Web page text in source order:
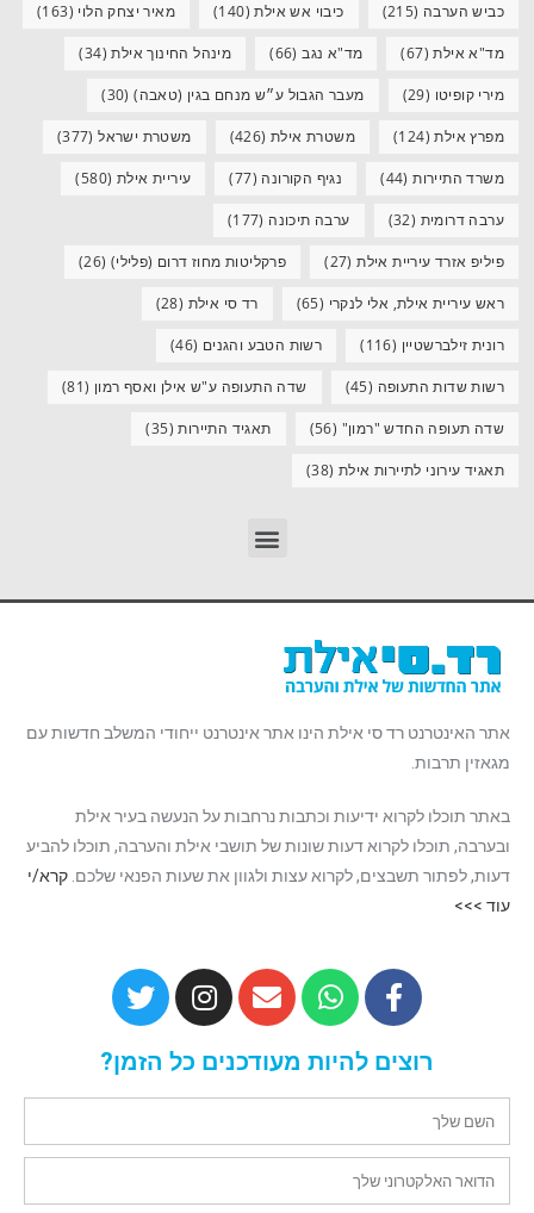
כביש הערבה (215) כיבוי אש אילת(140) מאיר יצחק הלוי (163)
מד"א אילת(67) מד"א נגב(66) מינהל החינוך אילת(34)
מירי קופיטו (29) מעבר הגבול ע״ש מנחם בגין (טאבה)(30)
מפרץ אילת(124) משטרת אילת (426) משטרת ישראל(377)
משרד התיירות(44) נגיף הקורונה (77) עיריית אילת (580)
ערבה דרומית (32) ערבה תיכונה (177)
פיליפ אזרד עיריית אילת(27) פרקליטות מחוז דרום (פלילי) (26)
ראש עיריית אילת, אלי לנקרי (65) רד סי אילת (28)
רונית זילברשטיין (116) רשות הטבע והגנים (46)
רשות שדות התעופה (45) שדה התעופה ע"ש אילן ואסף רמון (81)
שדה תעופה החדש "רמון" (56) תאגיד התיירות(35)
תאגיד עירוני לתיירות אילת (38)
אתר האינטרנט רד סי אילת הינו אתר אינטרנט ייחודי המשלב חדשות עם
מגאזין תרבות.
באתר תוכלו לקרוא ידיעות וכתבות נרחבות על הנעשה בעיר אילת
ובערבה, תוכלו לקרוא דעות שונות של תושבי אילת והערבה, תוכלו להביע
דעות, לפתור תשבצים, לקרוא עצות ולגוון את שעות הפנאי שלכם. קרא/י
עוד >>>
רוצים להיות מעודכנים כל הזמן?